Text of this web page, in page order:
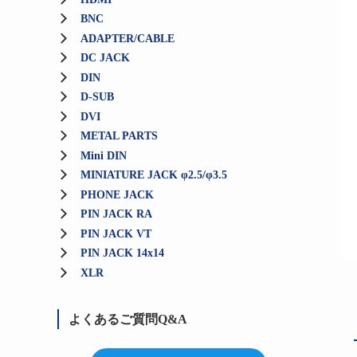
BNC
ADAPTER/CABLE
DC JACK
DIN
D-SUB
DVI
METAL PARTS
Mini DIN
MINIATURE JACK φ2.5/φ3.5
PHONE JACK
PIN JACK RA
PIN JACK VT
PIN JACK 14x14
XLR
よくあるご質問Q&A